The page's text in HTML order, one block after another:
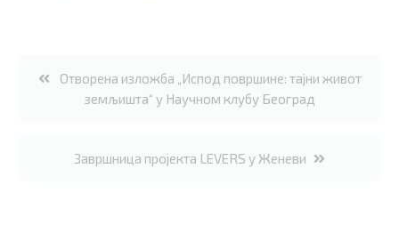
Кретање
Отворена изложба „Испод површине: тајни живот
земљишта“ у Научном клубу Београд
Завршница пројекта LEVERS у Женеви